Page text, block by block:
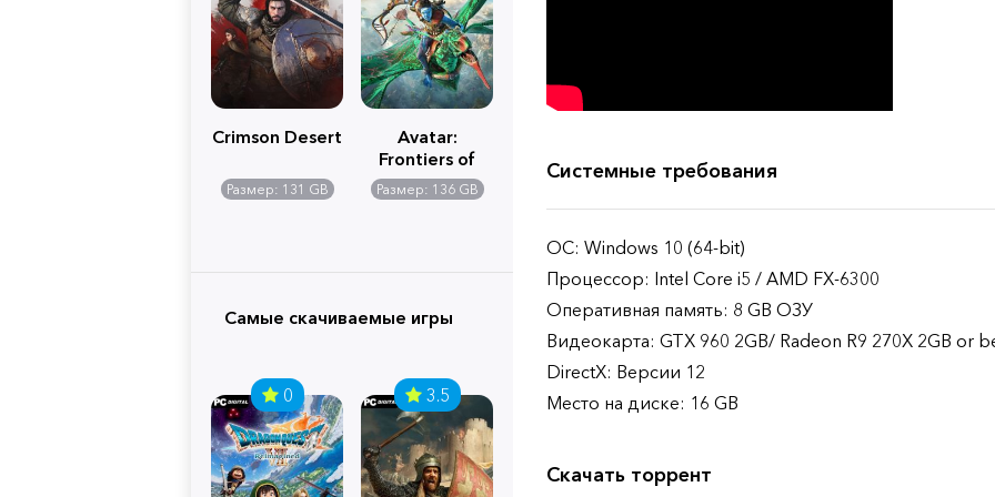
Crimson Desert
Размер: 131 GB
Avatar:
Frontiers of
Pandora
Размер: 136 GB
Самые скачиваемые игры
0 3.5
Системные требования
ОС: Windows 10 (64-bit)
Процессор: Intel Core i5 / AMD FX-6300
Оперативная память: 8 GB ОЗУ
Видеокарта: GTX 960 2GB/ Radeon R9 270X 2GB or
DirectX: Версии 12
Место на диске: 16 GB
Скачать торрент